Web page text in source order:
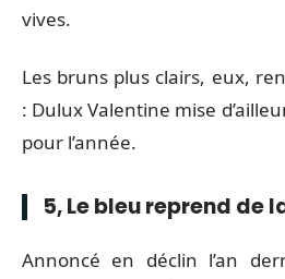
vives.
Les bruns plus clairs, eux,
: Dulux Valentine mise
pour l’année.
5, Le bleu reprend de
Annoncé en déclin l’an